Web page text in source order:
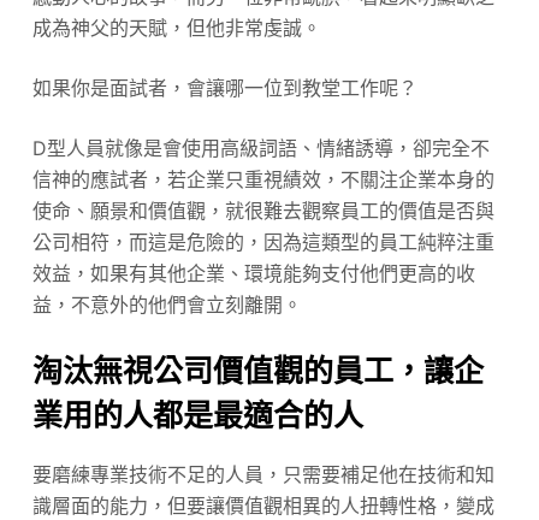
成為神父的天賦，但他非常虔誠。
如果你是面試者，會讓哪一位到教堂工作呢？
D型人員就像是會使用高級詞語、情緒誘導，卻完全不
信神的應試者，若企業只重視績效，不關注企業本身的
使命、願景和價值觀，就很難去觀察員工的價值是否與
公司相符，而這是危險的，因為這類型的員工純粹注重
效益，如果有其他企業、環境能夠支付他們更高的收
益，不意外的他們會立刻離開。
淘汰無視公司價值觀的員工，讓企
業用的人都是最適合的人
要磨練專業技術不足的人員，只需要補足他在技術和知
識層面的能力，但要讓價值觀相異的人扭轉性格，變成